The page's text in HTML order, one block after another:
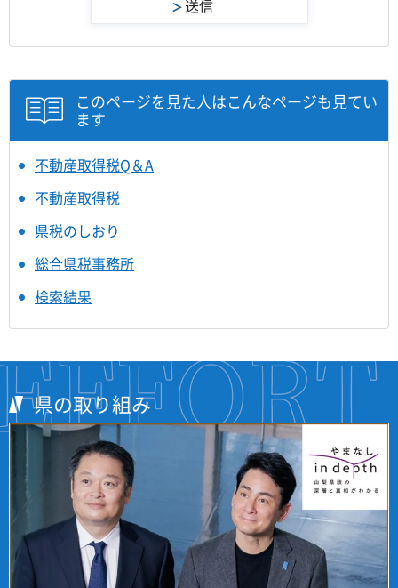
このページを見た人はこんなページも見てい
ます
不動産取得税Q＆A
不動産取得税
県税のしおり
総合県税事務所
検索結果
県の取り組み